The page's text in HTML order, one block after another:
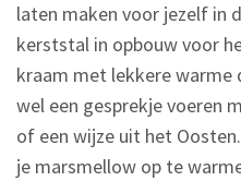
laten maken voor jezelf in
kerststal in opbouw voor
kraam met lekkere warme
wel een gesprekje voeren
of een wijze uit het
je marsmellow op te